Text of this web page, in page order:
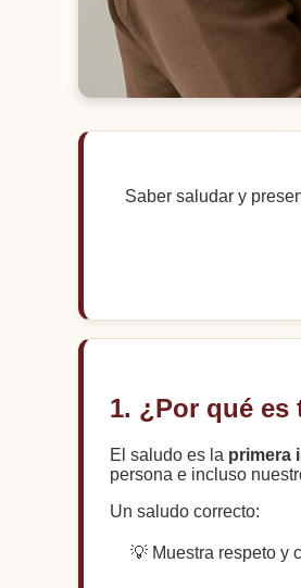
Saber saludar y
1. ¿Por qué
El saludo es la primera
persona e incluso
Un saludo correcto:
💡 Muestra respeto y